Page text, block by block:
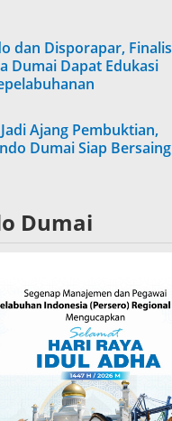
dan Disporapar, Finalis
Dumai Dapat Edukasi
Jadi Ajang Pembuktian,
Dumai Siap Bersaing
Dumai